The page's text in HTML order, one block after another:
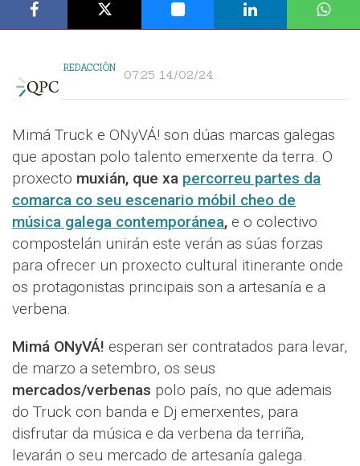
REDACCIÓN 07:25 14/02/24
Mimá Truck e ONyVÁ! son dúas marcas galegas
que apostan polo talento emerxente da terra. O
proxecto muxián, que xa percorreu partes da
comarca co seu escenario móbil cheo de
música galega contemporánea, e o colectivo
compostelán unirán este verán as súas forzas
para ofrecer un proxecto cultural itinerante onde
os protagonistas principais son a artesanía e a
verbena.
Mimá ONyVÁ! esperan ser contratados para levar,
de marzo a setembro, os seus
mercados/verbenas polo país, no que ademais
do Truck con banda e Dj emerxentes, para
disfrutar da música e da verbena da terriña,
levarán o seu mercado de artesanía galega.